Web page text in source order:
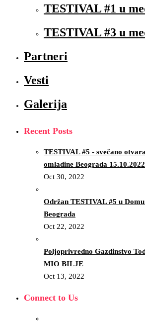
TESTIVAL #1 u
TESTIVAL #3 u
Partneri
Vesti
Galerija
Recent Posts
TESTIVAL #5 - svečano
omladine Beograda
Oct 30, 2022
Održan TESTIVAL #5 u
Beograda
Oct 22, 2022
Poljoprivredno Gazdinstvo
MIO BILJE
Oct 13, 2022
Connect to Us